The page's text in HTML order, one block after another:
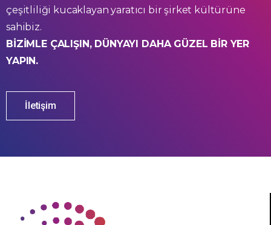
çeşitliliği kucaklayan yaratıcı bir şirket kültürüne
sahibiz.
BİZİMLE ÇALIŞIN, DÜNYAYI DAHA GÜZEL BİR YER
YAPIN.
İletişim